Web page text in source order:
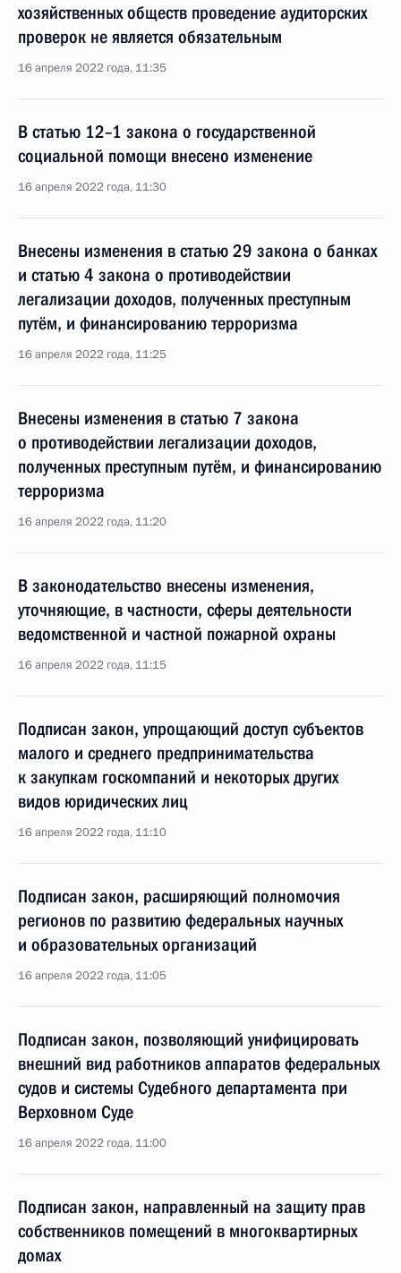
хозяйственных обществ проведение аудиторских
проверок не является обязательным
16 апреля 2022 года, 11:35
В статью 12–1 закона о государственной
социальной помощи внесено изменение
16 апреля 2022 года, 11:30
Внесены изменения в статью 29 закона о банках
и статью 4 закона о противодействии
легализации доходов, полученных преступным
путём, и финансированию терроризма
16 апреля 2022 года, 11:25
Внесены изменения в статью 7 закона
о противодействии легализации доходов,
полученных преступным путём, и финансированию
терроризма
16 апреля 2022 года, 11:20
В законодательство внесены изменения,
уточняющие, в частности, сферы деятельности
ведомственной и частной пожарной охраны
16 апреля 2022 года, 11:15
Подписан закон, упрощающий доступ субъектов
малого и среднего предпринимательства
к закупкам госкомпаний и некоторых других
видов юридических лиц
16 апреля 2022 года, 11:10
Подписан закон, расширяющий полномочия
регионов по развитию федеральных научных
и образовательных организаций
16 апреля 2022 года, 11:05
Подписан закон, позволяющий унифицировать
внешний вид работников аппаратов федеральных
судов и системы Судебного департамента при
Верховном Суде
16 апреля 2022 года, 11:00
Подписан закон, направленный на защиту прав
собственников помещений в многоквартирных
домах